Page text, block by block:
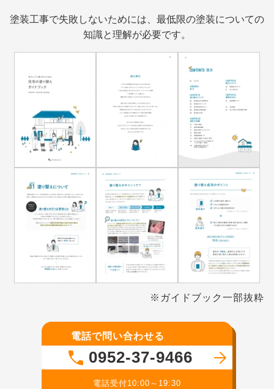
塗装工事で失敗しないためには、最低限の塗装についての
知識と理解が必要です。
※ガイドブック一部抜粋
電話で問い合わせる
0952-37-9466
電話受付10:00～19:30